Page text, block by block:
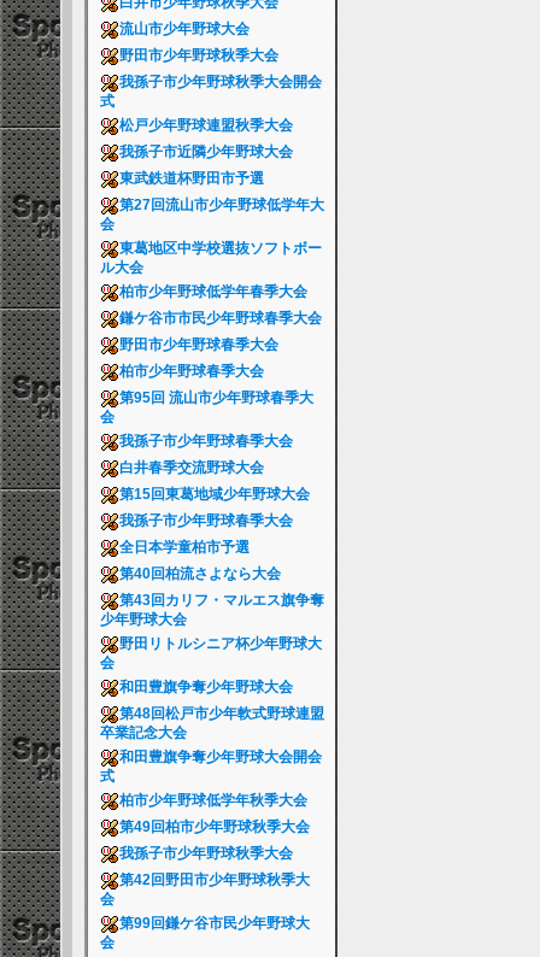
流山市少年野球大会
野田市少年野球秋季大会
我孫子市少年野球秋季大会開会
式
松戸少年野球連盟秋季大会
我孫子市近隣少年野球大会
東武鉄道杯野田市予選
第27回流山市少年野球低学年大
会
東葛地区中学校選抜ソフトボー
ル大会
柏市少年野球低学年春季大会
鎌ケ谷市市民少年野球春季大会
野田市少年野球春季大会
柏市少年野球春季大会
第95回 流山市少年野球春季大
会
我孫子市少年野球春季大会
白井春季交流野球大会
第15回東葛地域少年野球大会
我孫子市少年野球春季大会
全日本学童柏市予選
第40回柏流さよなら大会
第43回カリフ・マルエス旗争奪
少年野球大会
野田リトルシニア杯少年野球大
会
和田豊旗争奪少年野球大会
第48回松戸市少年軟式野球連盟
卒業記念大会
和田豊旗争奪少年野球大会開会
式
柏市少年野球低学年秋季大会
第49回柏市少年野球秋季大会
我孫子市少年野球秋季大会
第42回野田市少年野球秋季大
会
第99回鎌ケ谷市民少年野球大
会